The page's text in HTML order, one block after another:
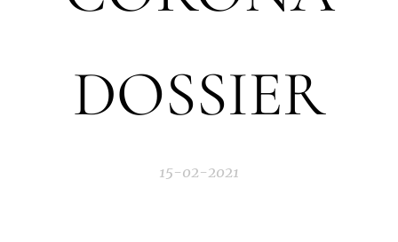
DOSSIER
15-02-2021